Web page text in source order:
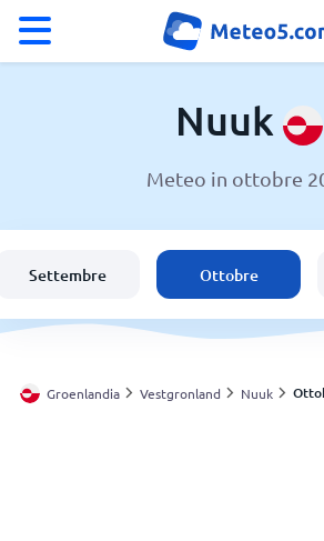
Italia
Svizzera
Nuuk
Meteo in ottobre
Settembre Ottobre
Groenlandia Vestgronland Nuuk